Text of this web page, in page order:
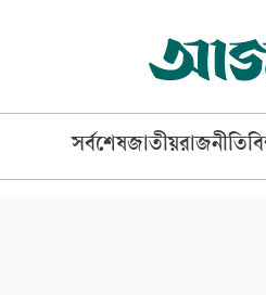
সর্বশেষজাতীয়রাজনীতি